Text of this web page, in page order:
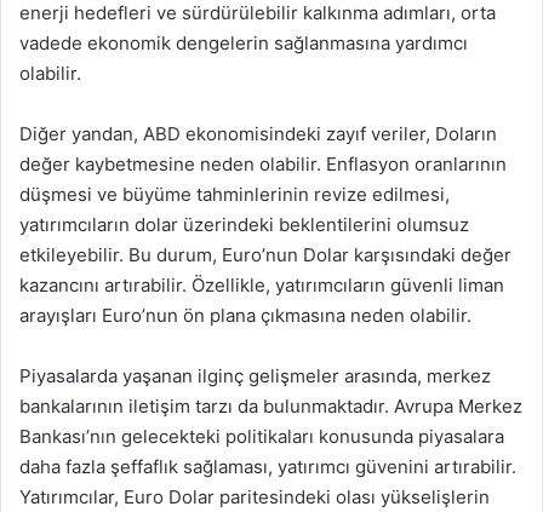
enerji hedefleri ve sürdürülebilir kalkınma adımları, orta
vadede ekonomik dengelerin sağlanmasına yardımcı
olabilir.
Diğer yandan, ABD ekonomisindeki zayıf veriler, Doların
değer kaybetmesine neden olabilir. Enflasyon oranlarının
düşmesi ve büyüme tahminlerinin revize edilmesi,
yatırımcıların dolar üzerindeki beklentilerini olumsuz
etkileyebilir. Bu durum, Euro’nun Dolar karşısındaki değer
kazancını artırabilir. Özellikle, yatırımcıların güvenli liman
arayışları Euro’nun ön plana çıkmasına neden olabilir.
Piyasalarda yaşanan ilginç gelişmeler arasında, merkez
bankalarının iletişim tarzı da bulunmaktadır. Avrupa Merkez
Bankası’nın gelecekteki politikaları konusunda piyasalara
daha fazla şeffaflık sağlaması, yatırımcı güvenini artırabilir.
Yatırımcılar, Euro Dolar paritesindeki olası yükselişlerin